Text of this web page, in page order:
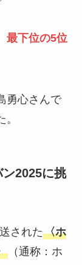
最下位の5位
勇心さんで
2025に挑
された〈ホ
（通称：ホ